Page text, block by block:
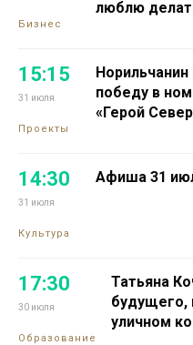
Бизнес
люблю
15:15
31 июля
Проекты
победу в
«Герой
14:30
31 июля
Культура
Афиша 31
17:30
30 июля
Образование
Татьяна
будущего,
уличном